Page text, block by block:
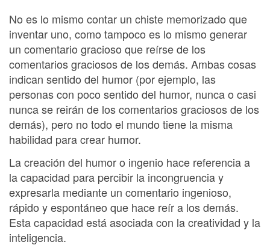
No es lo mismo contar un chiste memorizado que
inventar uno, como tampoco es lo mismo generar
un comentario gracioso que reírse de los
comentarios graciosos de los demás. Ambas cosas
indican sentido del humor (por ejemplo, las
personas con poco sentido del humor, nunca o casi
nunca se reirán de los comentarios graciosos de los
demás), pero no todo el mundo tiene la misma
habilidad para crear humor.
La creación del humor o ingenio hace referencia a
la capacidad para percibir la incongruencia y
expresarla mediante un comentario ingenioso,
rápido y espontáneo que hace reír a los demás.
Esta capacidad está asociada con la creatividad y la
inteligencia.